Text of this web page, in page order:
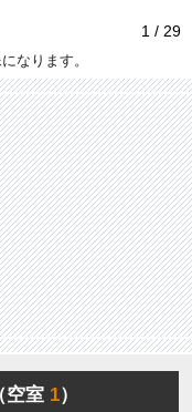
1 / 29
なります。
空室1）